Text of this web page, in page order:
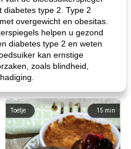
diabetes type 2. Type 2
overgewicht en obesitas.
helpen u gezond
diabetes type 2 en weten
kan ernstige
zoals blindheid,
15 min
Toetje